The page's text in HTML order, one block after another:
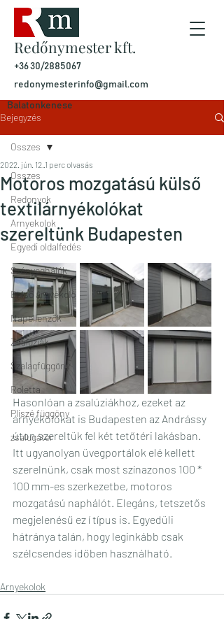
Redőnymester kft.
+36 30/2885067
redonymesterinfo@gmail.com
Balatonkenese
Bejegyzés
Osszes
Redonyok
Arnyekolok
Egyedi oldalfedés
Szúnyoghálók
Belső árnyékoló
Napellenzők
Zsalúziák
Szalagfüggöny
Roletta
Pliszé függöny
zsalugáter
Osszes
Motoros mozgatású külső
textilárnyékolókat
szereltünk Budapesten
2022. jún. 12. 1 perc olvasás
Hasonlóan a zsalúziákhoz, ezeket az
árnyékolókat is Budapesten az Andrássy
úton szereltük fel két tetőtéri lakásban.
Itt ugyanolyan üvegportálok elé kellett
szerelnünk, csak most színazonos 100 *
100 mm-es szerkezetbe, motoros
mozgatású naphálót. Elegáns, tetszetős
megjelenésű ez í típus is. Egyedüli
hátránya talán, hogy leginkább csak
szélcsendes időben használható.
Arnyekolok